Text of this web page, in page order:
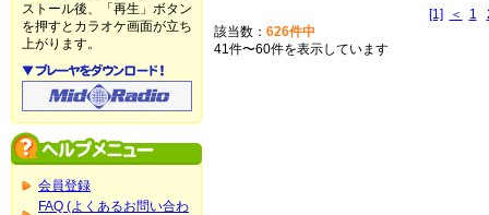
ストール後、「再生」ボタン
を押すとカラオケ画面が立ち
上がります。
会員登録
FAQ (よくあるお問い合わ
[1] ＜ 1
該当数： 626件中
41件〜60件を表示しています